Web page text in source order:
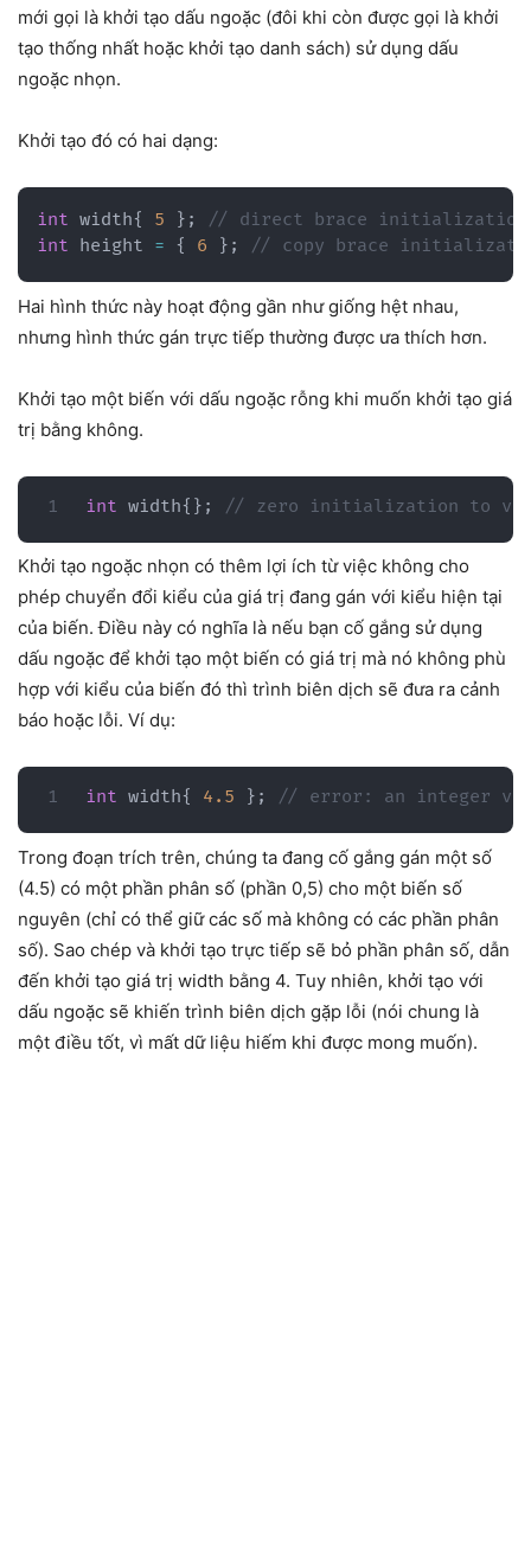
mới gọi là khởi tạo dấu ngoặc (đôi khi còn được gọi là khởi
tạo thống nhất hoặc khởi tạo danh sách) sử dụng dấu
ngoặc nhọn.
Khởi tạo đó có hai dạng:
int width{ 5 } ;
// direct brace initialization
int height = { 6 } ; // copy brace
Hai hình thức này hoạt động gần như giống hệt nhau,
nhưng hình thức gán trực tiếp thường được ưa thích hơn.
Khởi tạo một biến với dấu ngoặc rỗng khi muốn khởi tạo giá
trị bằng không.
int width{ } ; // zero initialization to
Khởi tạo ngoặc nhọn có thêm lợi ích từ việc không cho
phép chuyển đổi kiểu của giá trị đang gán với kiểu hiện tại
của biến. Điều này có nghĩa là nếu bạn cố gắng sử dụng
dấu ngoặc để khởi tạo một biến có giá trị mà nó không phù
hợp với kiểu của biến đó thì trình biên dịch sẽ đưa ra cảnh
báo hoặc lỗi. Ví dụ:
int width{ 4.5 } ; // error: an integer
Trong đoạn trích trên, chúng ta đang cố gắng gán một số
(4.5) có một phần phân số (phần 0,5) cho một biến số
nguyên (chỉ có thể giữ các số mà không có các phần phân
số). Sao chép và khởi tạo trực tiếp sẽ bỏ phần phân số, dẫn
đến khởi tạo giá trị width bằng 4. Tuy nhiên, khởi tạo với
dấu ngoặc sẽ khiến trình biên dịch gặp lỗi (nói chung là
một điều tốt, vì mất dữ liệu hiếm khi được mong muốn).